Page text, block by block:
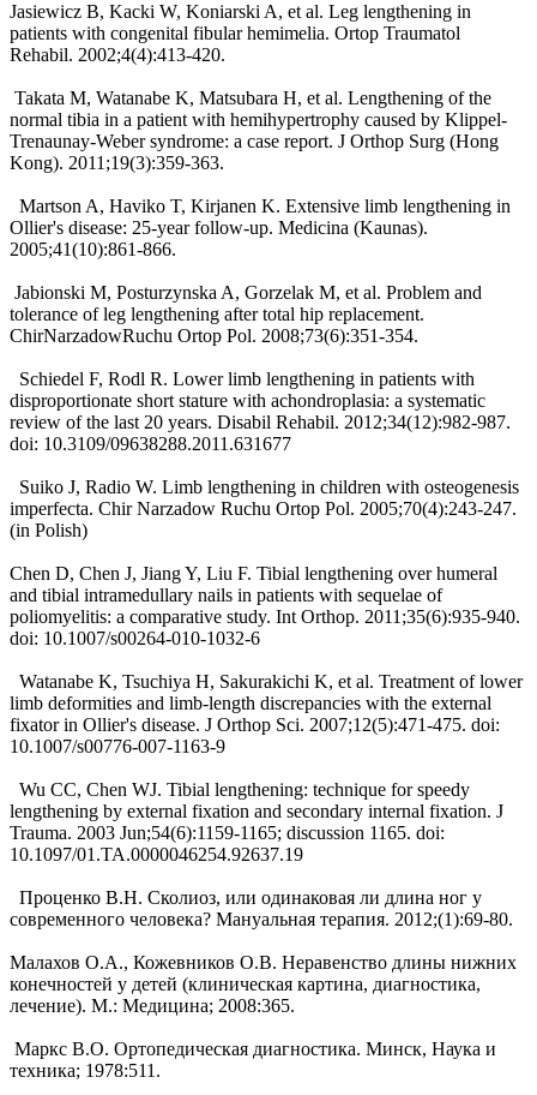
Jasiewicz B, Kacki W, Koniarski A, et al. Leg lengthening in
patients with congenital fibular hemimelia. Ortop Traumatol
Rehabil. 2002;4(4):413-420.
Takata M, Watanabe K, Matsubara H, et al. Lengthening of the
normal tibia in a patient with hemihypertrophy caused by Klippel-
Trenaunay-Weber syndrome: a case report. J Orthop Surg (Hong
Kong). 2011;19(3):359-363.
Martson A, Haviko T, Kirjanen K. Extensive limb lengthening in
Ollier's disease: 25-year follow-up. Medicina (Kaunas).
2005;41(10):861-866.
Jabionski M, Posturzynska A, Gorzelak M, et al. Problem and
tolerance of leg lengthening after total hip replacement.
ChirNarzadowRuchu Ortop Pol. 2008;73(6):351-354.
Schiedel F, Rodl R. Lower limb lengthening in patients with
disproportionate short stature with achondroplasia: a systematic
review of the last 20 years. Disabil Rehabil. 2012;34(12):982-987.
doi: 10.3109/09638288.2011.631677
Suiko J, Radio W. Limb lengthening in children with osteogenesis
imperfecta. Chir Narzadow Ruchu Ortop Pol. 2005;70(4):243-247.
(in Polish)
Chen D, Chen J, Jiang Y, Liu F. Tibial lengthening over humeral
and tibial intramedullary nails in patients with sequelae of
poliomyelitis: a comparative study. Int Orthop. 2011;35(6):935-940.
doi: 10.1007/s00264-010-1032-6
Watanabe K, Tsuchiya H, Sakurakichi K, et al. Treatment of lower
limb deformities and limb-length discrepancies with the external
fixator in Ollier's disease. J Orthop Sci. 2007;12(5):471-475. doi:
10.1007/s00776-007-1163-9
Wu CC, Chen WJ. Tibial lengthening: technique for speedy
lengthening by external fixation and secondary internal fixation. J
Trauma. 2003 Jun;54(6):1159-1165; discussion 1165. doi:
10.1097/01.TA.0000046254.92637.19
Проценко В.Н. Сколиоз, или одинаковая ли длина ног у
современного человека? Мануальная терапия. 2012;(1):69-80.
Малахов О.А., Кожевников О.В. Неравенство длины нижних
конечностей у детей (клиническая картина, диагно­стика,
лечение). М.: Медицина; 2008:365.
Маркс В.О. Ортопедическая диагностика. Минск, Наука и
техника; 1978:511.